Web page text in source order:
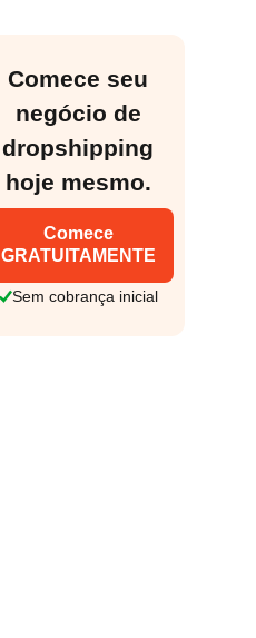
Comece seu
negócio de
dropshipping
hoje mesmo.
Comece
GRATUITAMENTE
Sem cobrança inicial